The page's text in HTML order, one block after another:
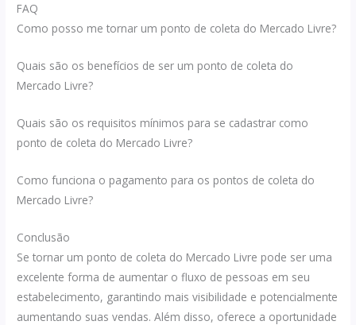
FAQ
Como posso me tornar um ponto de coleta do Mercado Livre?
Quais são os benefícios de ser um ponto de coleta do
Mercado Livre?
Quais são os requisitos mínimos para se cadastrar como
ponto de coleta do Mercado Livre?
Como funciona o pagamento para os pontos de coleta do
Mercado Livre?
Conclusão
Se tornar um ponto de coleta do Mercado Livre pode ser uma
excelente forma de aumentar o fluxo de pessoas em seu
estabelecimento, garantindo mais visibilidade e potencialmente
aumentando suas vendas. Além disso, oferece a oportunidade